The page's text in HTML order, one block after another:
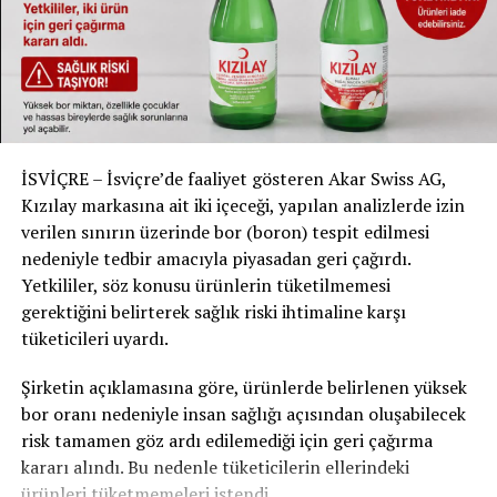
Bar sahibinin gözaltı süreci tartışmalı
Facianın yaşandığı barın sahibi Jacques Moretti,
günlerce serbest kaldıktan sonra 9 Ocak’ta gözaltına
alındı, ancak kısa süre sonra 200 bin İsviçre frangı
kefaletle serbest bırakıldı. Eleştirmenler, bunun
delillerin karartılması riskini artırdığını savunuyor.
Otopsi sürecinde karmaşa
Yangında hayatını kaybeden bazı kurbanlara hiç otopsi
yapılmadığı, bazılarının ise geç otopsiye alındığı
belirtildi. 17 yaşındaki Trystan Pidoux’nun cenazesinin,
son anda otopsi kararı alınması nedeniyle ertelenmesi
kamuoyunda büyük yankı uyandırdı.
Hukuki usul hataları
Savcılığın, mağdur ailelerin avukatlarının sorgulamalara
katılmasını önce engellemeye çalıştığı, ardından da bazı
mağdur yakınlarına, kanton yargı kurulunda görev
İSVİÇRE – İsviçre’de faaliyet gösteren Akar Swiss AG,
Kızılay markasına ait iki içeceği, yapılan analizlerde izin
verilen sınırın üzerinde bor (boron) tespit edilmesi
nedeniyle tedbir amacıyla piyasadan geri çağırdı.
Yetkililer, söz konusu ürünlerin tüketilmemesi
gerektiğini belirterek sağlık riski ihtimaline karşı
tüketicileri uyardı.
Şirketin açıklamasına göre, ürünlerde belirlenen yüksek
bor oranı nedeniyle insan sağlığı açısından oluşabilecek
risk tamamen göz ardı edilemediği için geri çağırma
kararı alındı. Bu nedenle tüketicilerin ellerindeki